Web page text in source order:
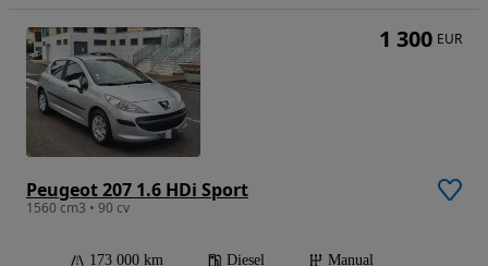
Peugeot 207 1.6 HDi Sport
1560 cm3 • 90 cv
173 000 km Diesel
Manual
1 300 EUR